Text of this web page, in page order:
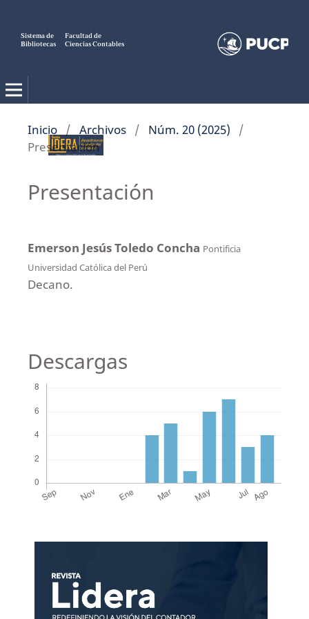
Sistema de
Bibliotecas
Facultad de
Ciencias Contables
Inicio / Archivos / Núm. 20 (2025)
/
Presentación
Presentación
Emerson Jesús Toledo Concha Pontificia
Universidad Católica del Perú
Decano.
Descargas